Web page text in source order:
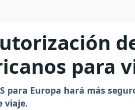
para
para Europa hará más
viaje.